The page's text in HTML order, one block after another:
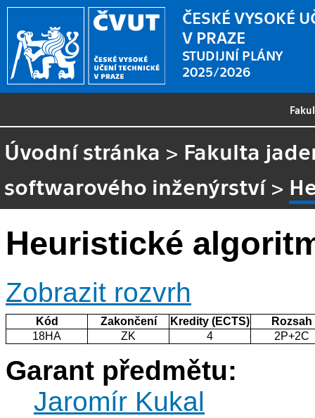
ČESKÉ VYSOKÉ
V PRAZE
STUDIJNÍ PLÁNY
2025/2026
Úvodní stránka > Fakulta
softwarového inženýrství>
Heuristické
Zobrazit rozvrh
Kód Zakončení Kredity (ECTS)
Rozsah
18HA
ZK 4 2P+2C
Garant předmětu:
Jaromír Kukal